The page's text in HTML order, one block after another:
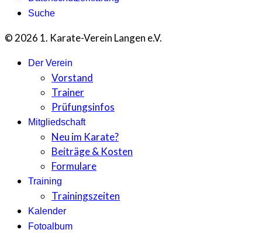
Suche
© 2026 1. Karate-Verein Langen e.V.
Der Verein
Vorstand
Trainer
Prüfungsinfos
Mitgliedschaft
Neu im Karate?
Beiträge & Kosten
Formulare
Training
Trainingszeiten
Kalender
Fotoalbum